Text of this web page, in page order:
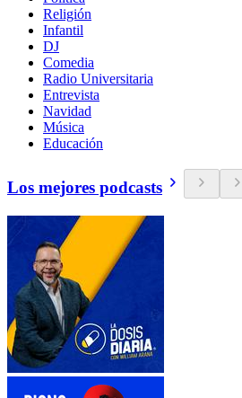
Religión
Infantil
DJ
Comedia
Radio Universitaria
Entrevista
Navidad
Música
Educación
Los mejores podcasts